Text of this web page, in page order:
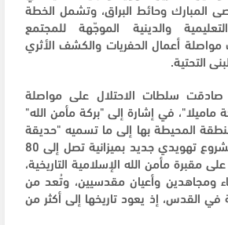
المبارك وحائط البراق، وتشمل الخطة
والدينية الموجّهة للمجتمع
مواصلة أعمال الحفريات والكشف الأثري
التحتية.
سلطات الاحتلال على مواصلة
ماميلا"، في إشارة إلى "بركة مأمن الله"
المحيطة بها إلى ما تسميه "حديقة
الاستقلال"، ضمن مشروع تهويدي جديد بميزانية تصل إلى 80
مقبرة مأمن الله الإسلامية التاريخية،
ومجاهدين وأعيان مقدسيين، وتُعد من
في القدس، إذ يعود تاريخها إلى أكثر من